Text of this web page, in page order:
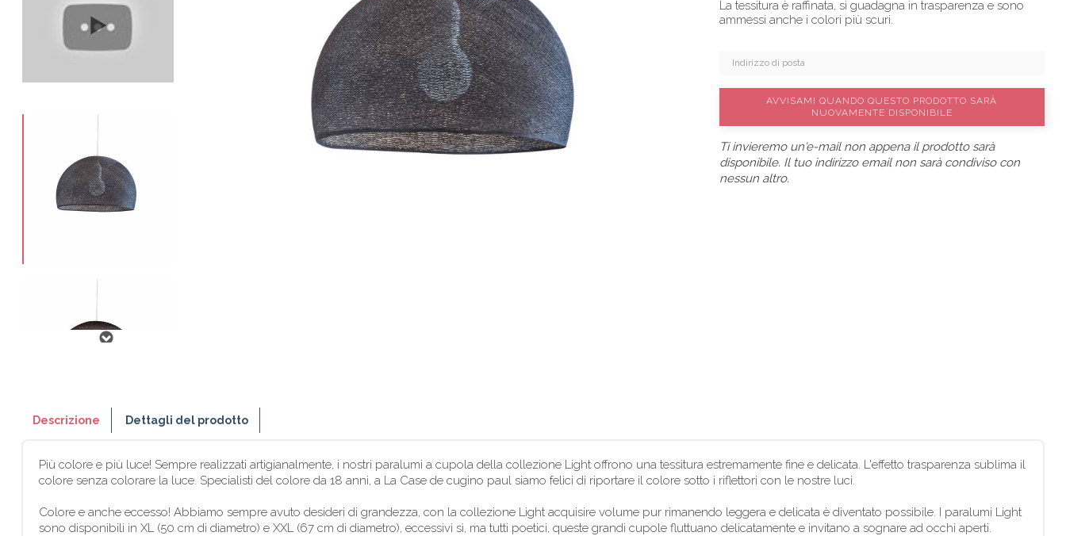
La tessitura è raffinata, si guadagna in trasparenza e sono
ammessi anche i colori più scuri.
AVVISAMI QUANDO QUESTO PRODOTTO SARÀ
NUOVAMENTE DISPONIBILE
Ti invieremo un'e-mail non appena il prodotto sarà
disponibile. Il tuo indirizzo email non sarà condiviso con
nessun altro.
Descrizione Dettagli del prodotto
Più colore e più luce! Sempre realizzati artigianalmente, i nostri paralumi a cupola della collezione Light offrono una tessitura estremamente fine e delicata. L'effetto trasparenza sublima il
colore senza colorare la luce. Specialisti del colore da 18 anni, a La Case de cugino paul siamo felici di riportare il colore sotto i riflettori con le nostre luci.
Colore e anche eccesso! Abbiamo sempre avuto desideri di grandezza, con la collezione Light acquisire volume pur rimanendo leggera e delicata è diventato possibile. I paralumi Light
sono disponibili in XL (50 cm di diametro) e XXL (67 cm di diametro), eccessivi sì, ma tutti poetici, queste grandi cupole fluttuano delicatamente e invitano a sognare ad occhi aperti.